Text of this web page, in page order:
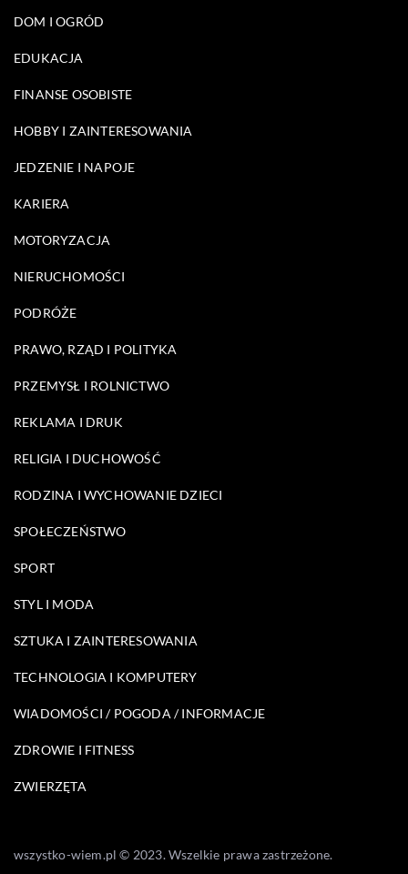
DOM I OGRÓD
EDUKACJA
FINANSE OSOBISTE
HOBBY I ZAINTERESOWANIA
JEDZENIE I NAPOJE
KARIERA
MOTORYZACJA
NIERUCHOMOŚCI
PODRÓŻE
PRAWO, RZĄD I POLITYKA
PRZEMYSŁ I ROLNICTWO
REKLAMA I DRUK
RELIGIA I DUCHOWOŚĆ
RODZINA I WYCHOWANIE DZIECI
SPOŁECZEŃSTWO
SPORT
STYL I MODA
SZTUKA I ZAINTERESOWANIA
TECHNOLOGIA I KOMPUTERY
WIADOMOŚCI / POGODA / INFORMACJE
ZDROWIE I FITNESS
ZWIERZĘTA
wszystko-wiem.pl © 2023. Wszelkie prawa zastrzeżone.